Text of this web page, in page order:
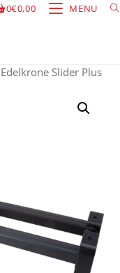
0€0,00 MENU
Edelkrone Slider Plus